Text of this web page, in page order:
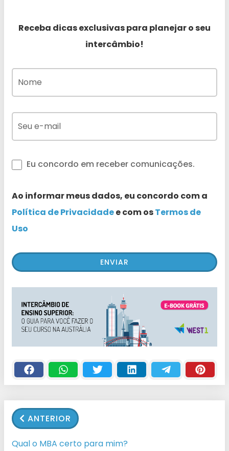
Receba dicas exclusivas para planejar o seu
intercâmbio!
Eu concordo em receber comunicações.
Ao informar meus dados, eu concordo com a
Política de Privacidadee com osTermos de
Uso
ANTERIOR
Qual o MBA certo para mim?